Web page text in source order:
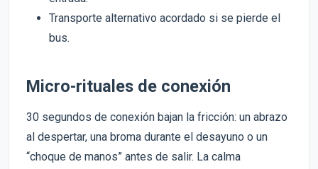
Transporte alternativo acordado si se pierde el
bus.
Micro-rituales de conexión
30 segundos de conexión bajan la fricción: un abrazo
al despertar, una broma durante el desayuno o un
“choque de manos” antes de salir. La calma